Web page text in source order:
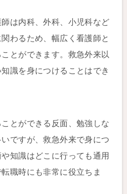
は内科、外科、小児科など
わるため、幅広く看護師と
とができます。救急外来以
識を身につけることはでき
とができる反面、勉強しな
ですが、救急外来で身につ
知識はどこに行っても通用
職時にも非常に役立ちま